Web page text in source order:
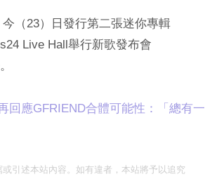
（23）日發行第二張迷你專輯
Live Hall舉行新歌發布會
回應GFRIEND合體可能性：「總有一
引述本站內容。如有違者，本站將予以追究